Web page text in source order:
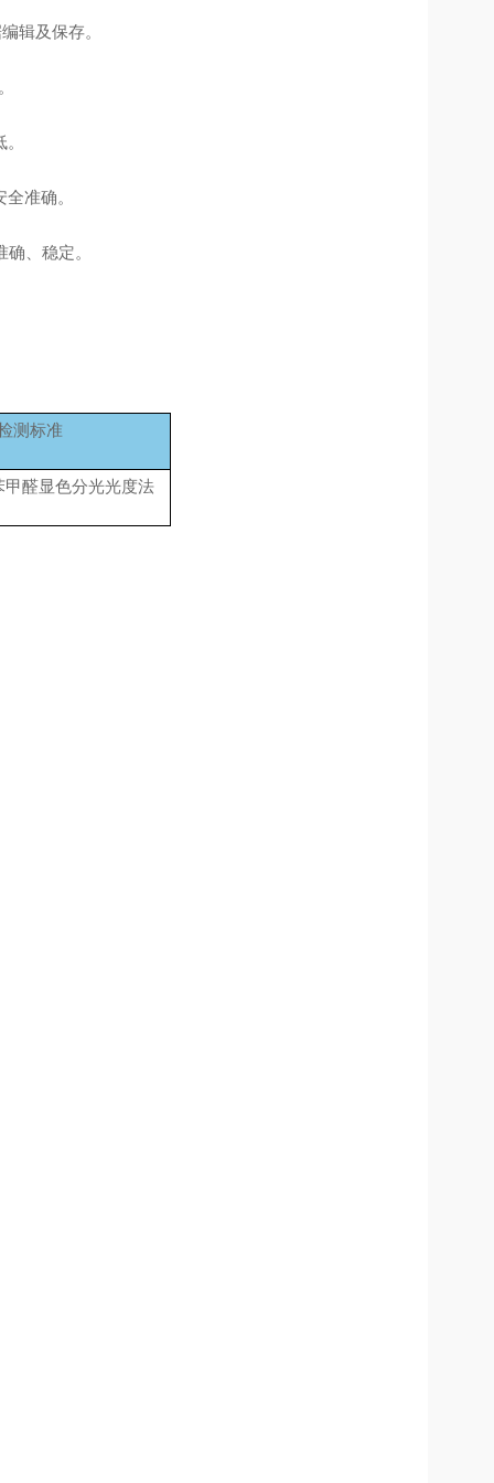
辑及保存。
准确。
、稳定。
测标准
醛显色分光光度法